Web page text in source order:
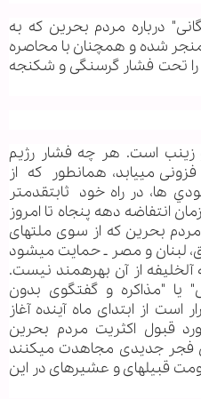
درباره مردم بحرین که به
2000 نفر از کار منجر شده و همچنان با محاصره
را تحت فشار گرسنگی و شکنجه
زينب است. هر چه فشار رژیم
می‏یابد، همانطور که از
ها، در راه خود ثابت‏قدم‏تر
انتفاضه دهه پنجاه تا امروز
مردم بحرین که از سوی ملت‏های
لبنان و مصر ـ حمایت می‏شود
آل‏خليفه از آن بهره‏مند نیست.
یا "مذاکره و گفتگوی بدون
از ابتدای ماه آینده آغاز
قبول اکثریت مردم بحرین
فجر جدیدی مجاهدت می‏کنند
قبیله‏ای و عشیره‏ای در این